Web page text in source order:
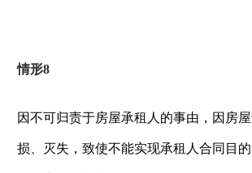
情形8
因不可归责于房屋承租人的事由，因房
损、灭失，致使不能实现承租人合同目